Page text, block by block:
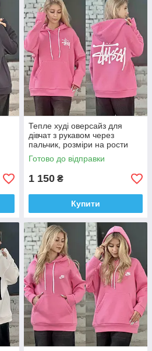
Тепле худі оверсайз для
дівчат з рукавом через
пальчик, розміри на рости
134 - 160 см
Готово до відправки
1 150 ₴
Купити